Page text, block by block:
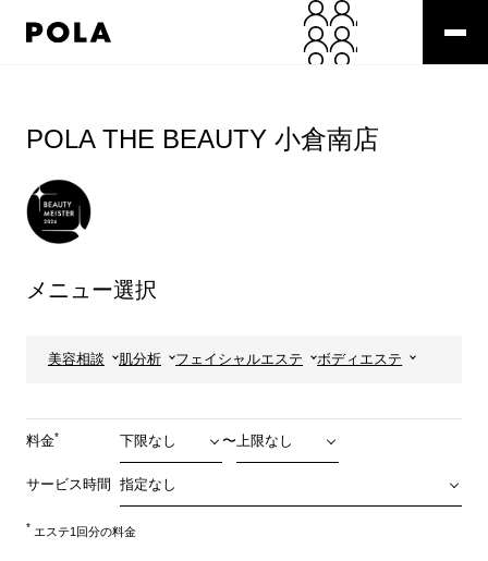
POLA THE BEAUTY 小倉南店
メニュー選択
美容相談 肌分析 フェイシャルエステ ボディエステ
料金* 〜
サービス時間
* エステ1回分の料金